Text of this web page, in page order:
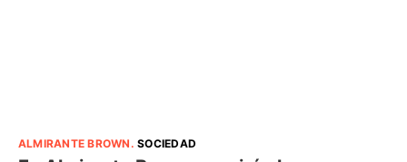
ALMIRANTE BROWN .SOCIEDAD